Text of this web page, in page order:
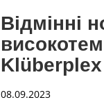
Відмінні
08.09.2023